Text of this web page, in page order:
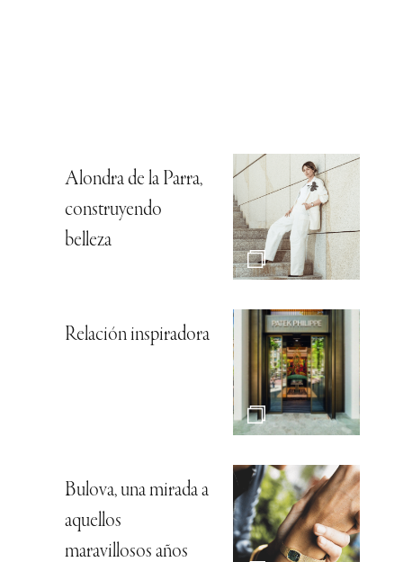
Alondra de la Parra,
construyendo
belleza
Relación inspiradora
Bulova, una mirada a
aquellos
maravillosos años